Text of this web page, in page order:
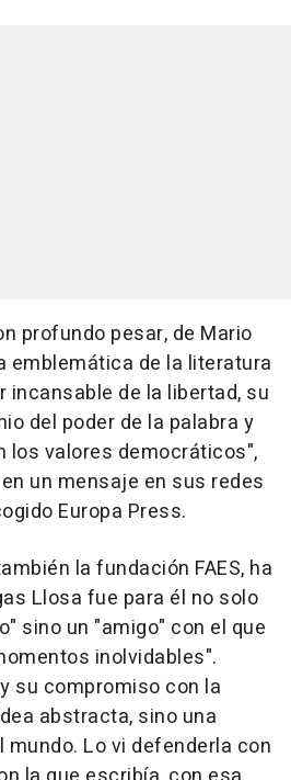
profundo pesar, de Mario
emblemática de la literatura
incansable de la libertad, su
del poder de la palabra y
los valores democráticos",
un mensaje en sus redes
Europa Press.
la fundación FAES, ha
Llosa fue para él no solo
sino un "amigo" con el que
inolvidables".
su compromiso con la
abstracta, sino una
Lo vi defenderla con